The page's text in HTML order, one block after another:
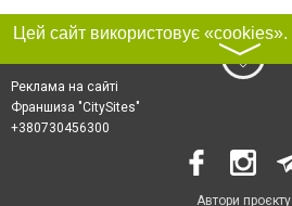
〉
Реклама на сайті
Франшиза "CitySites"
+380730456300
Автори проєкту